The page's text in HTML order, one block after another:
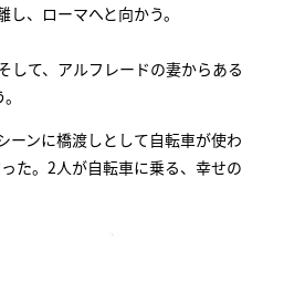
、ローマへと向かう。
して、アルフレードの妻からある
ーンに橋渡しとして自転車が使わ
た。2人が自転車に乗る、幸せの